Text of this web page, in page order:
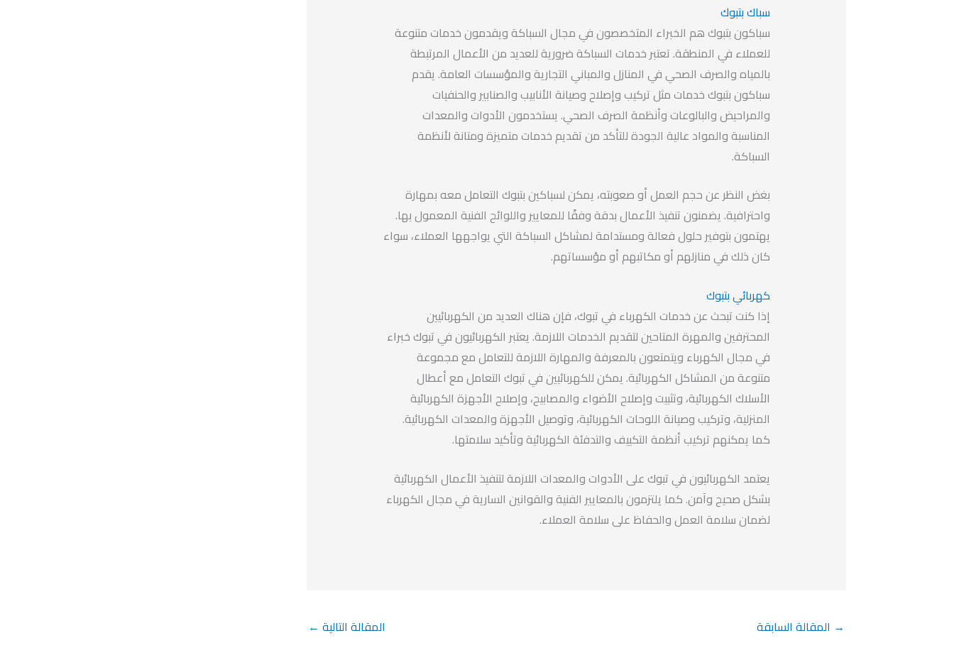
سباك بتبوك
سباكون بتبوك هم الخبراء المتخصصون في مجال السباكة ويقدمون خدمات متنوعة
للعملاء في المنطقة. تعتبر خدمات السباكة ضرورية للعديد من الأعمال المرتبطة
بالمياه والصرف الصحي في المنازل والمباني التجارية والمؤسسات العامة. يقدم
سباكون بتبوك خدمات مثل تركيب وإصلاح وصيانة الأنابيب والصنابير والحنفيات
والمراحيض والبالوعات وأنظمة الصرف الصحي. يستخدمون الأدوات والمعدات
المناسبة والمواد عالية الجودة للتأكد من تقديم خدمات متميزة ومتانة لأنظمة
السباكة.
بغض النظر عن حجم العمل أو صعوبته، يمكن لسباكين بتبوك التعامل معه بمهارة
واحترافية. يضمنون تنفيذ الأعمال بدقة وفقًا للمعايير واللوائح الفنية المعمول بها.
يهتمون بتوفير حلول فعالة ومستدامة لمشاكل السباكة التي يواجهها العملاء، سواء
كان ذلك في منازلهم أو مكاتبهم أو مؤسساتهم.
كهربائي بتبوك
إذا كنت تبحث عن خدمات الكهرباء في تبوك، فإن هناك العديد من الكهربائيين
المحترفين والمهرة المتاحين لتقديم الخدمات اللازمة. يعتبر الكهربائيون في تبوك خبراء
في مجال الكهرباء ويتمتعون بالمعرفة والمهارة اللازمة للتعامل مع مجموعة
متنوعة من المشاكل الكهربائية. يمكن للكهربائيين في تبوك التعامل مع أعطال
الأسلاك الكهربائية، وتثبيت وإصلاح الأضواء والمصابيح، وإصلاح الأجهزة الكهربائية
المنزلية، وتركيب وصيانة اللوحات الكهربائية، وتوصيل الأجهزة والمعدات الكهربائية.
كما يمكنهم تركيب أنظمة التكييف والتدفئة الكهربائية وتأكيد سلامتها.
يعتمد الكهربائيون في تبوك على الأدوات والمعدات اللازمة لتنفيذ الأعمال الكهربائية
بشكل صحيح وآمن. كما يلتزمون بالمعايير الفنية والقوانين السارية في مجال الكهرباء
لضمان سلامة العمل والحفاظ على سلامة العملاء.
→ المقالة السابقة المقالة التالية ←